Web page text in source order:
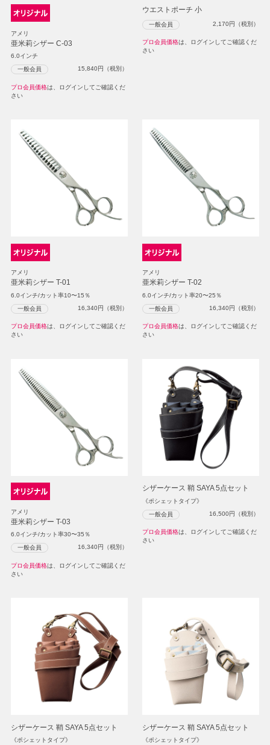
アメリ
亜米莉シザー C-03
6.0インチ
一般会員 15,840円（税別）
プロ会員価格は、ログインしてご確認くだ
さい
ウエストポーチ 小
一般会員 2,170円（税別）
プロ会員価格は、ログインしてご確認くだ
さい
アメリ
亜米莉シザー T-01
6.0インチ/カット率10〜15％
一般会員 16,340円（税別）
プロ会員価格は、ログインしてご確認くだ
さい
アメリ
亜米莉シザー T-02
6.0インチ/カット率20〜25％
一般会員 16,340円（税別）
プロ会員価格は、ログインしてご確認くだ
さい
アメリ
亜米莉シザー T-03
6.0インチ/カット率30〜35％
一般会員 16,340円（税別）
プロ会員価格は、ログインしてご確認くだ
さい
シザーケース 鞘 SAYA 5点セット
《ポシェットタイプ》
一般会員 16,500円（税別）
プロ会員価格は、ログインしてご確認くだ
さい
シザーケース 鞘 SAYA 5点セット
《ポシェットタイプ》
シザーケース 鞘 SAYA 5点セット
《ポシェットタイプ》